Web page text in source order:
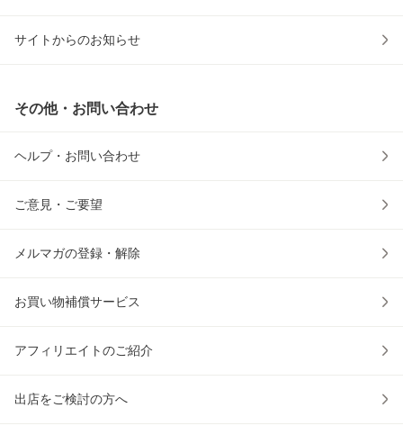
サイトからのお知らせ
その他・お問い合わせ
ヘルプ・お問い合わせ
ご意見・ご要望
メルマガの登録・解除
お買い物補償サービス
アフィリエイトのご紹介
出店をご検討の方へ